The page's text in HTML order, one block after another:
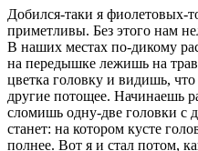
Добился-таки я
приметливы. Без этого нам
В наших местах по-дикому
на передышке лежишь на
цветка головку и видишь,
другие потощее. Начинаешь
сломишь одну-две головки с
станет: на котором кусте
полнее. Вот я и стал потом,